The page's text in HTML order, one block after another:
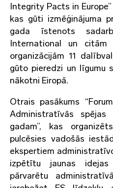
Integrity Pacts in
kas gūti izmēģinājuma
gada īstenots
International un citām
organizācijām 11
gūto pieredzi un līgumu
nākotni Eiropā.
Otrais pasākums
Administratīvās spējas
gadam”, kas
pulcēsies vadošās
ekspertiem
izpētītu jaunas
pārvarētu